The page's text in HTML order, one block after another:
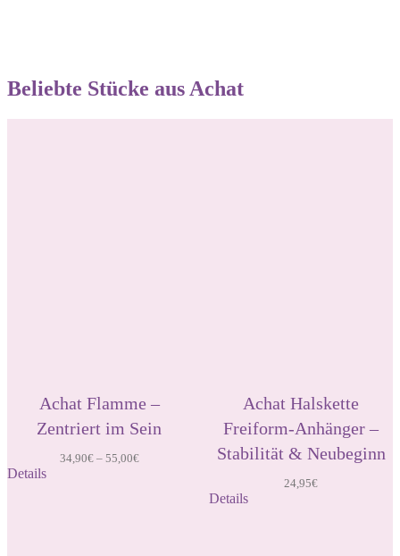
Beliebte Stücke aus Achat
Achat Flamme –
Zentriert im Sein
34,90€– 55,00€
Details
Achat Halskette
Freiform-Anhänger –
Stabilität & Neubeginn
24,95€
Details